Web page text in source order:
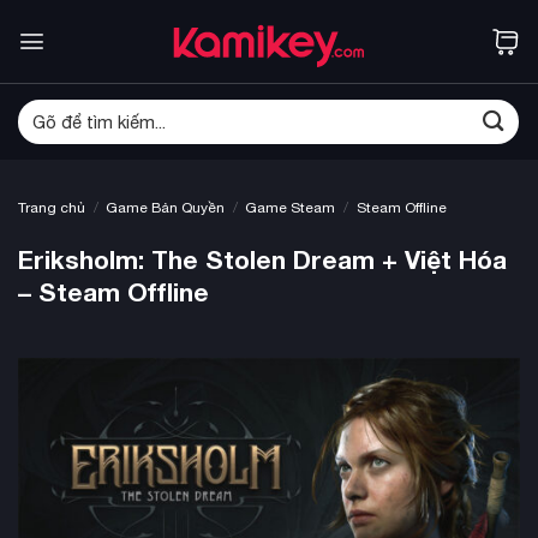
qua
dung
Tìm
kiếm:
Trang chủ / Game Bản Quyền / Game Steam / Steam Offline
Eriksholm: The Stolen Dream + Việt Hóa
– Steam Offline